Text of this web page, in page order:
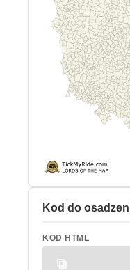
Kod do
KOD HTML